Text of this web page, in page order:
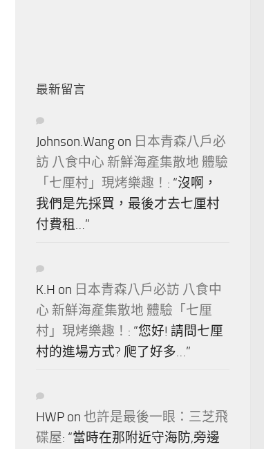
最新留言
Johnson.Wang on 日本青森八戶必
訪 八食中心 新鮮海產集散地 體驗
「七厘村」現烤樂趣！ : “沒啊，
我們是先採買，最後才去七厘村
付費租…”
K.H on 日本青森八戶必訪 八食中
心 新鮮海產集散地 體驗「七厘
村」現烤樂趣！ : “您好! 請問七厘
村的進場方式? 爬了好多…”
HWP on 也許是最後一眼：三芝飛
碟屋: “當時在那附近守海防,旁邊